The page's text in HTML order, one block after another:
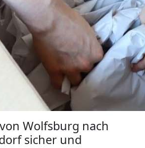
Wolfsburg nach
sicher und